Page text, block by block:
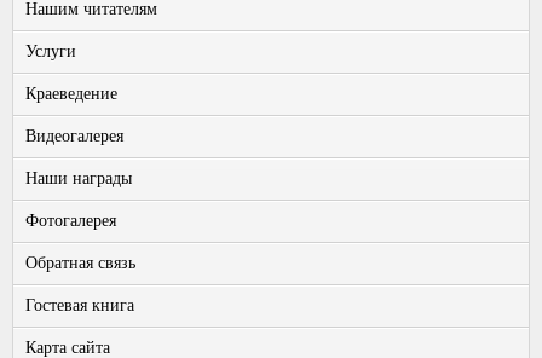
Нашим читателям
Услуги
Краеведение
Видеогалерея
Наши награды
Фотогалерея
Обратная связь
Гостевая книга
Карта сайта